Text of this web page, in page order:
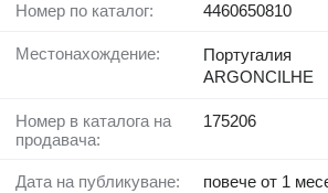
Номер по каталог: 4460650810
Местонахождение:
Португалия
ARGONCILHE
Номер в каталога на
продавача:
175206
Дата на публикуване: повече от 1